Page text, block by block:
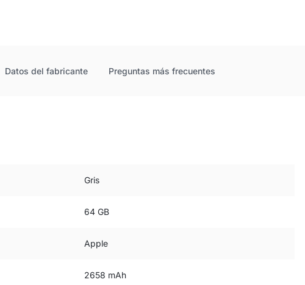
Datos del fabricante Preguntas más frecuentes
Gris
64 GB
Apple
2658 mAh